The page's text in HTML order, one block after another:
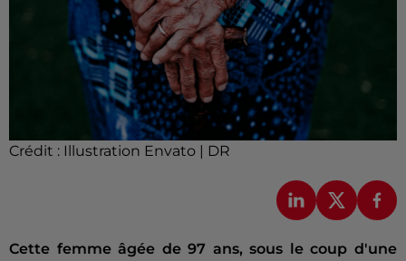
Crédit : Illustration Envato | DR
Cette femme âgée de 97 ans, sous le coup d'une